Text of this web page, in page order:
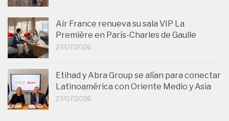
Air France renueva su sala VIP La
Première en París-Charles de Gaulle
27/07/2026
Etihad y Abra Group se alían para conectar
Latinoamérica con Oriente Medio y Asia
27/07/2026